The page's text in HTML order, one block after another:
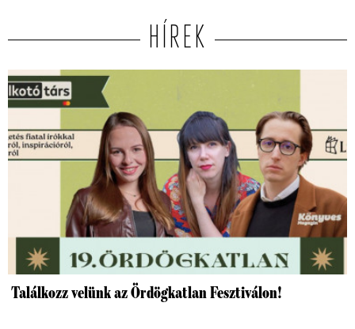
HÍREK
Találkozz velünk az Ördögkatlan Fesztiválon!